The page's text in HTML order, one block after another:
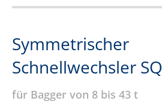
Symmetrischer
Schnellwechsler SQ
für Bagger von 8 bis 43 t